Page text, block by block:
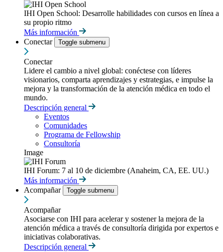
IHI Open School: Desarrolle habilidades con cursos en línea a
su propio ritmo
Más información
Conectar
Toggle submenu
Conectar
Lidere el cambio a nivel global: conéctese con líderes
visionarios, comparta aprendizajes y estrategias, e impulse la
mejora y la transformación de la atención médica en todo el
mundo.
Descripción general
Eventos
Comunidades
Programa de Fellowship
Consultoría
Image
IHI Forum: 7 al 10 de diciembre (Anaheim, CA, EE. UU.)
Más información
Acompañar
Toggle submenu
Acompañar
Asociarse con IHI para acelerar y sostener la mejora de la
atención médica a través de consultoría dirigida por expertos e
iniciativas colaborativas.
Descripción general